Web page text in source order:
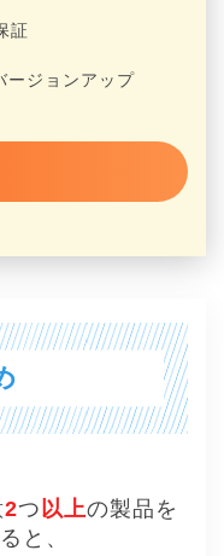
証
ージョンアップ
2つ 以上の製品を
と、